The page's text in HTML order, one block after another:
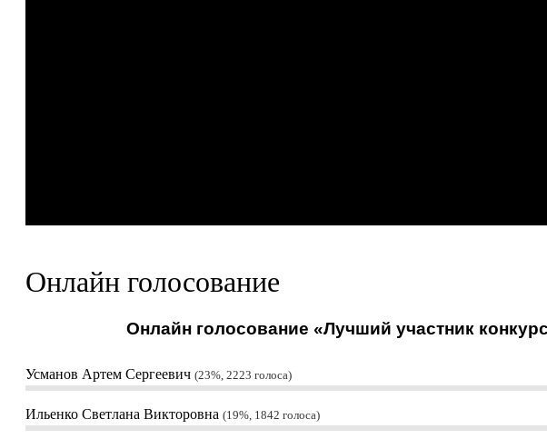
Онлайн голосование
Онлайн голосование «Лучший участник
Усманов Артем Сергеевич 23%, 2223 голоса
Ильенко Светлана Викторовна 19%, 1842 голоса